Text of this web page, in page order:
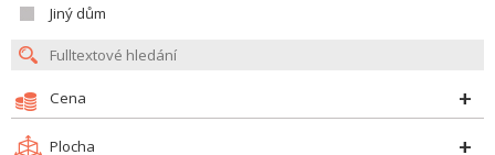
Jiný dům
Cena
Plocha